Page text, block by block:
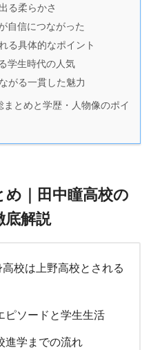
る柔らかさ
自信につながった
る具体的なポイント
学生時代の人気
がる一貫した魅力
まとめと学歴・人物像のポイ
め｜田中瞳高校の
底解説
校は上野高校とされる
ピソードと学生生活
進学までの流れ